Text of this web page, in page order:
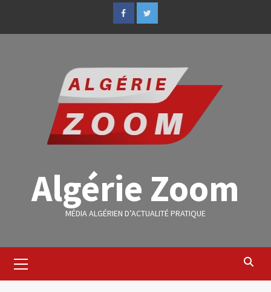
Algérie Zoom
MÉDIA ALGÉRIEN D’ACTUALITÉ PRATIQUE